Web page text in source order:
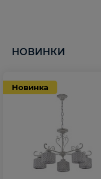
НОВИНКИ
Новинка